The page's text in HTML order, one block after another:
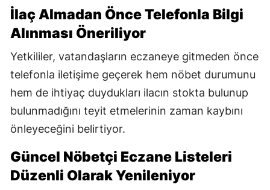
İlaç Almadan Önce Telefonla Bilgi
Alınması Öneriliyor
Yetkililer, vatandaşların eczaneye gitmeden önce
telefonla iletişime geçerek hem nöbet durumunu
hem de ihtiyaç duydukları ilacın stokta bulunup
bulunmadığını teyit etmelerinin zaman kaybını
önleyeceğini belirtiyor.
Güncel Nöbetçi Eczane Listeleri
Düzenli Olarak Yenileniyor